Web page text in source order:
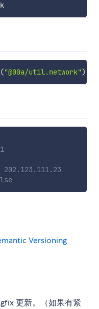
$ yarn add @00a/util.network
("@00a/util.network")
Versioning
更新。（如果有紧